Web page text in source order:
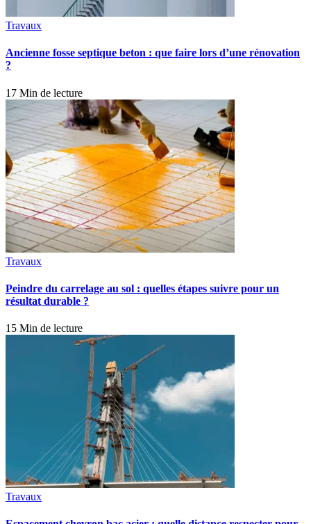
Travaux
Ancienne fosse septique beton : que faire lors d’une rénovation
?
17 Min de lecture
Travaux
Peindre du carrelage au sol : quelles étapes suivre pour un
résultat durable ?
15 Min de lecture
Travaux